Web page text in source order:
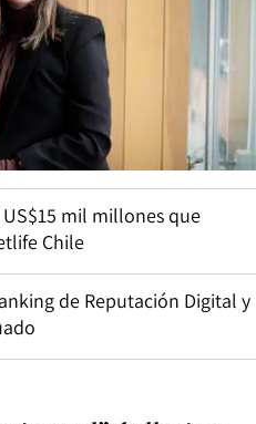
mil millones que
Chile
de Reputación Digital y